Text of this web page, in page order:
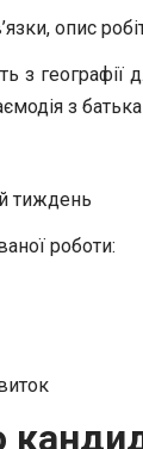
опис
з географії
з
тиждень
роботи: